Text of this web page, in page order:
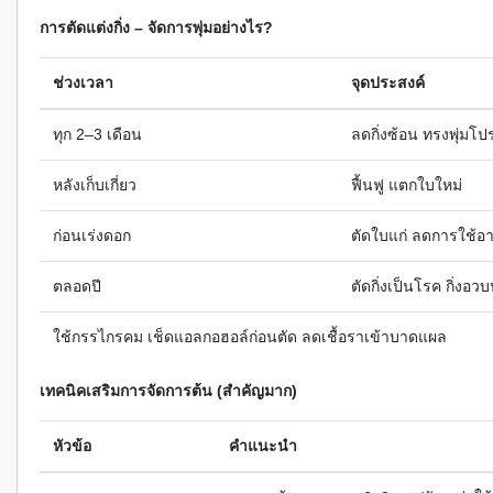
การตัดแต่งกิ่ง – จัดการพุ่มอย่างไร?
ช่วงเวลา จุดประสงค์
ทุก 2–3 เดือน ลดกิ่งซ้อน ทรงพุ่มโป
หลังเก็บเกี่ยว ฟื้นฟู แตกใบใหม่
ก่อนเร่งดอก ตัดใบแก่ ลดการใช้อ
ตลอดปี ตัดกิ่งเป็นโรค กิ่งอว
ใช้กรรไกรคม เช็ดแอลกอฮอล์ก่อนตัด ลดเชื้อราเข้าบาดแผล
เทคนิคเสริมการจัดการต้น (สำคัญมาก)
หัวข้อ คำแนะนำ